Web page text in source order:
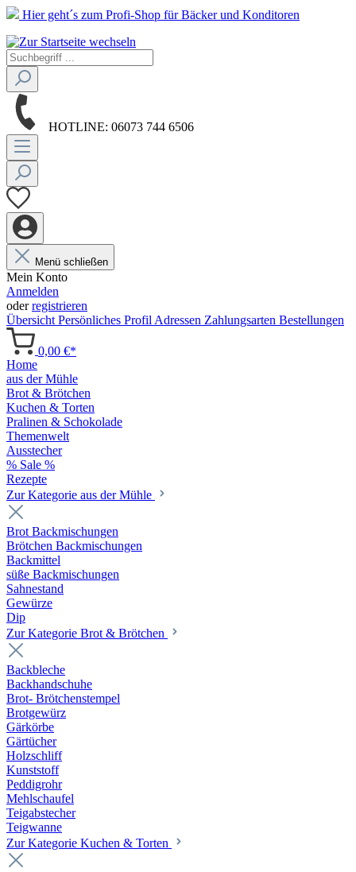
Hier geht´s zum Profi-Shop für Bäcker und Konditoren
HOTLINE: 06073 744 6506
Menü schließen
Mein Konto
Anmelden
oderregistrieren
Übersicht Persönliches Profil Adressen Zahlungsarten Bestellungen
0,00 €*
Home
aus der Mühle
Brot & Brötchen
Kuchen & Torten
Pralinen & Schokolade
Themenwelt
Ausstecher
% Sale %
Rezepte
Zur Kategorie aus der Mühle
Brot Backmischungen
Brötchen Backmischungen
Backmittel
süße Backmischungen
Sahnestand
Gewürze
Dip
Zur Kategorie Brot & Brötchen
Backbleche
Backhandschuhe
Brot- Brötchenstempel
Brotgewürz
Gärkörbe
Gärtücher
Holzschliff
Kunststoff
Peddigrohr
Mehlschaufel
Teigabstecher
Teigwanne
Zur Kategorie Kuchen & Torten